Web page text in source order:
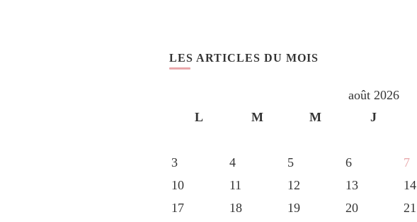
LES ARTICLES DU MOIS
août 2026
L
M M J
3
4 5 6 7
10
11 12 13 14
17
18 19 20 21